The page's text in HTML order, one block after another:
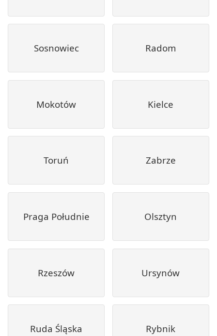
Sosnowiec Radom
Mokotów Kielce
Toruń Zabrze
Praga Południe Olsztyn
Rzeszów Ursynów
Ruda Śląska Rybnik